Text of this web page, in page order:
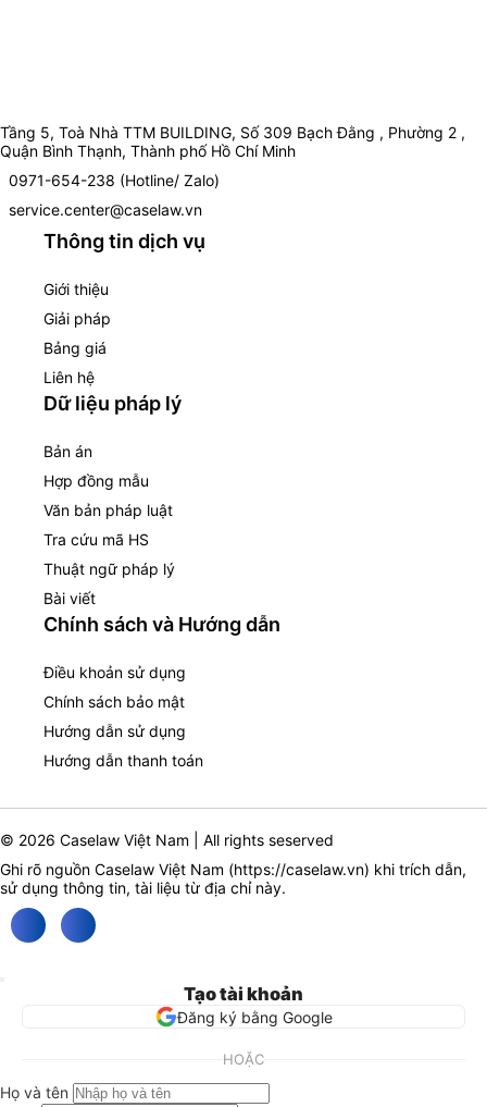
Tầng 5, Toà Nhà TTM BUILDING, Số 309 Bạch Đằng , Phường 2 ,
Quận Bình Thạnh, Thành phố Hồ Chí Minh
0971-654-238 (Hotline/ Zalo)
service.center@caselaw.vn
Thông tin dịch vụ
Giới thiệu
Giải pháp
Bảng giá
Liên hệ
Dữ liệu pháp lý
Bản án
Hợp đồng mẫu
Văn bản pháp luật
Tra cứu mã HS
Thuật ngữ pháp lý
Bài viết
Chính sách và Hướng dẫn
Điều khoản sử dụng
Chính sách bảo mật
Hướng dẫn sử dụng
Hướng dẫn thanh toán
© 2026 Caselaw Việt Nam | All rights seserved
Ghi rõ nguồn Caselaw Việt Nam (https://caselaw.vn) khi trích dẫn,
sử dụng thông tin, tài liệu từ địa chỉ này.
Tạo tài khoản
Đăng ký bằng Google
HOẶC
Họ và tên